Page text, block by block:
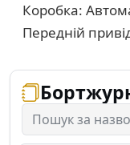
Коробка:
Передній